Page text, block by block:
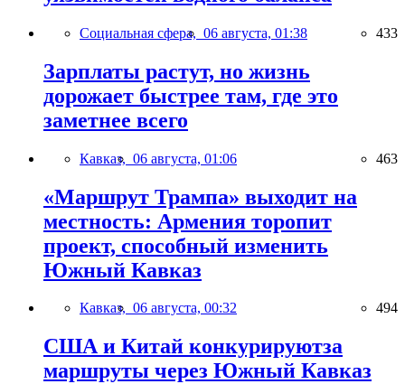
Социальная сфера, 06 августа, 01:38 433
Зарплаты растут, но жизнь
дорожает быстрее там, где это
заметнее всего
Кавказ, 06 августа, 01:06 463
«Маршрут Трампа» выходит на
местность: Армения торопит
проект, способный изменить
Южный Кавказ
Кавказ, 06 августа, 00:32 494
США и Китай конкурируютза
маршруты через Южный Кавказ